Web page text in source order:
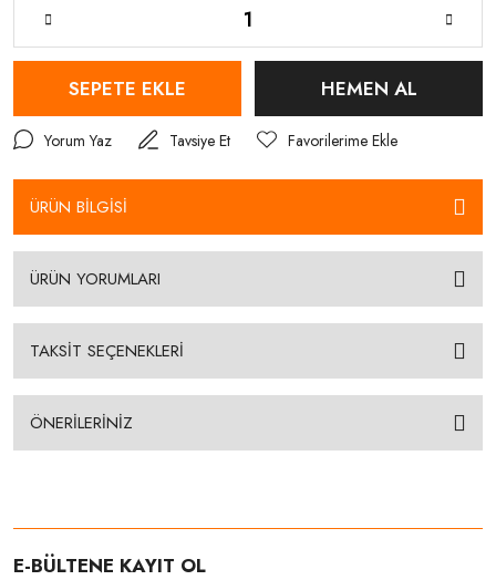
SEPETE EKLE HEMEN AL
Yorum Yaz Tavsiye Et
ÜRÜN BİLGİSİ
ÜRÜN YORUMLARI
TAKSİT SEÇENEKLERİ
ÖNERİLERİNİZ
E-BÜLTENE KAYIT OL